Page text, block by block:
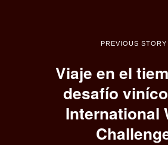
PREVIOUS STORY
Viaje en el
desafío
International